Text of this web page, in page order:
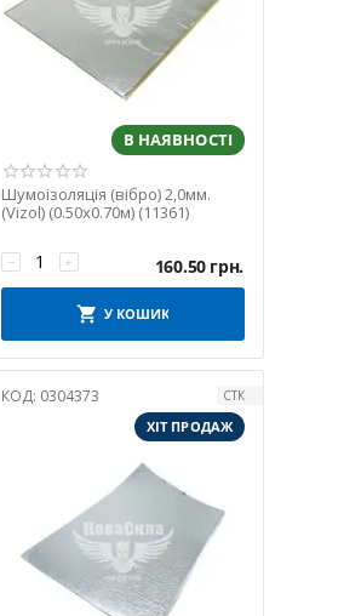
В НАЯВНОСТІ
Шумоізоляція (вібро) 2,0мм.
(Vizol) (0.50х0.70м) (11361)
+
− 160.50 грн.
У КОШИК
КОД: 0304373
СТК
ХІТ ПРОДАЖ